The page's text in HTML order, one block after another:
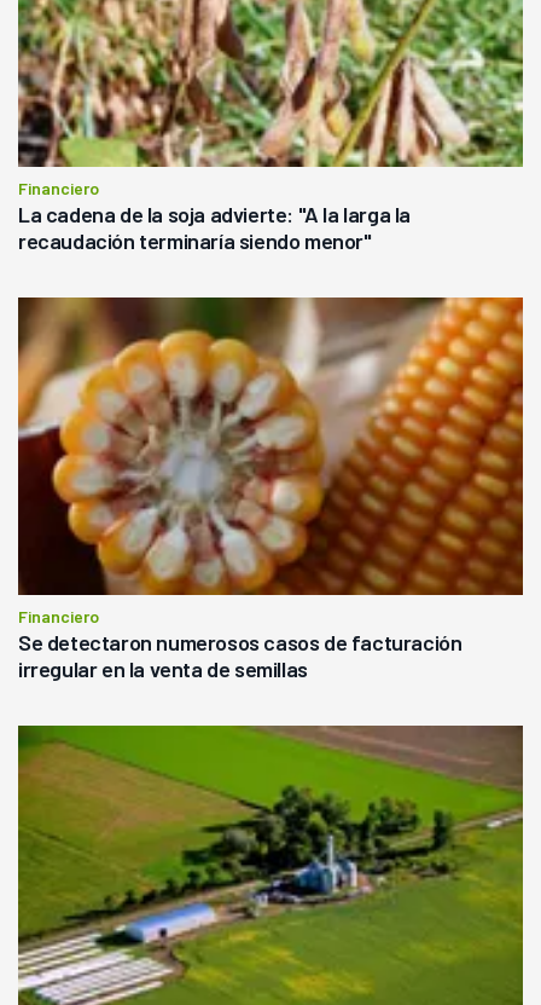
Financiero
La cadena de la soja advierte: "A la larga la
recaudación terminaría siendo menor"
Financiero
Se detectaron numerosos casos de facturación
irregular en la venta de semillas